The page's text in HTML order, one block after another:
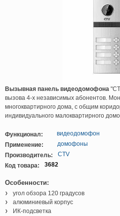
Вызывная панель видеодомофона
вызова 4-х независимых абонентов.
многоквартирного дома, с общим
индивидуального малоквартирного
Функционал:
видеодомофон
Применение:
домофоны
Производитель:
CTV
Код товара:
3682
Особенности:
угол обзора 120 градусов
алюминиевый корпус
ИК-подсветка